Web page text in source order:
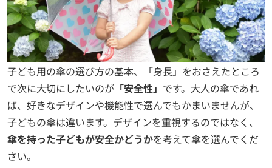
子ども用の傘の選び方の基本、「身長」をおさえたところ
で次に大切にしたいのが 「安全性」 です。大人の傘であれ
ば、好きなデザインや機能性で選んでもかまいませんが、
子どもの傘は違います。デザインを重視するのではなく、
傘を持った子どもが安全かどうかを考えて傘を選んでくだ
さい。